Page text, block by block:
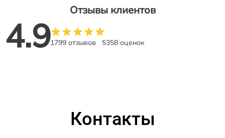
Отзывы клиентов
4.91799 отзывов 5358 оценок
Контакты